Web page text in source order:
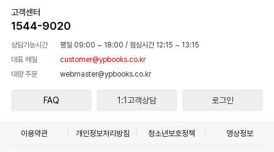
고객센터
1544-9020
상담가능시간 평일 09:00 ~ 18:00 / 점심시간 12:15 ~ 13:15
대표 메일
customer@ypbooks.co.kr
대량 주문
webmaster@ypbooks.co.kr
FAQ 1:1고객상담 로그인
이용약관 개인정보처리방침 청소년보호정책 영상정보